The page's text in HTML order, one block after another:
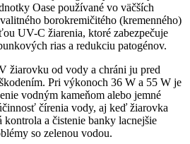
Oase používané vo väčších
borokremičitého (kremenného)
UV-C žiarenia, ktoré zabezpečuje
rias a redukciu patogénov.
žiarovku od vody a chráni ju pred
Pri výkonoch 36 W a 55 W je
vodným kameňom alebo jemné
čírenia vody, aj keď žiarovka
a čistenie banky lacnejšie
so zelenou vodou.